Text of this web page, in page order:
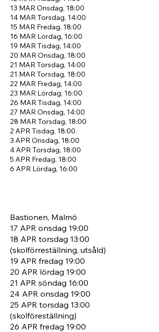
13 MAROnsdag, 18:00
14 MARTorsdag, 14:00
15 MAR Fredag, 18:00
16 MAR Lördag, 16:00
19 MARTisdag, 14:00
20 MAROnsdag, 18:00
21 MARTorsdag, 14:00
21 MARTorsdag, 18:00
22 MAR Fredag, 14:00
23 MAR Lördag, 16:00
26 MARTisdag, 14:00
27 MAROnsdag, 14:00
28 MARTorsdag, 18:00
2 APRTisdag, 18:00
3 APROnsdag, 18:00
4 APRTorsdag, 18:00
5 APR Fredag, 18:00
6 APR Lördag, 16:00
Bastionen, Malmö
17 APR onsdag 19:00
18 APR torsdag 13:00
(skolförreställning, utsåld)
19 APR fredag 19:00
20 APR lördag 19:00
21 APR söndag 16:00
24 APR onsdag 19:00
25 APR torsdag 13:00
(skolföreställning)
26 APR fredag 19:00